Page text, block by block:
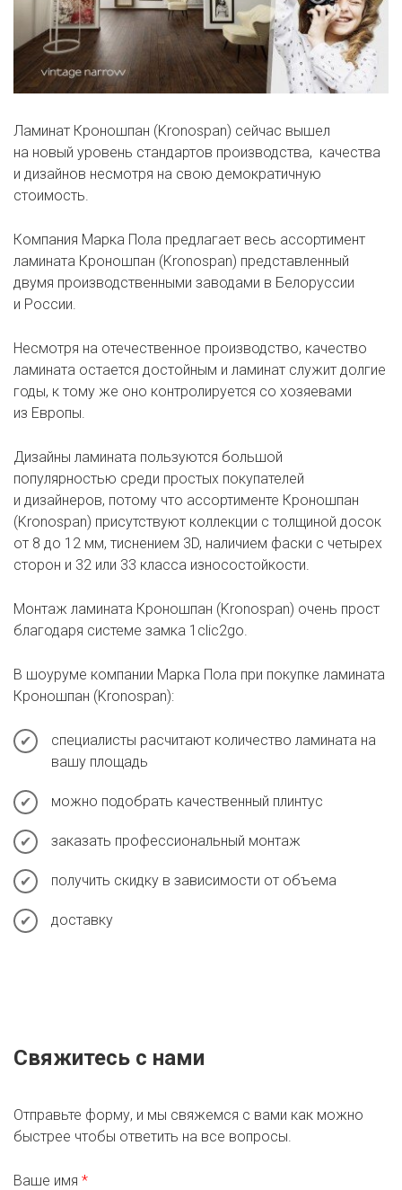
Ламинат Кроношпан (Kronospan) сейчас вышел
на новый уровень стандартов производства, качества
и дизайнов несмотря на свою демократичную
стоимость.
Компания Марка Пола предлагает весь ассортимент
ламината Кроношпан (Kronospan) представленный
двумя производственными заводами в Белоруссии
и России.
Несмотря на отечественное производство, качество
ламината остается достойным и ламинат служит долгие
годы, к тому же оно контролируется со хозяевами
из Европы.
Дизайны ламината пользуются большой
популярностью среди простых покупателей
и дизайнеров, потому что ассортименте Кроношпан
(Kronospan) присутствуют коллекции с толщиной досок
от 8 до 12 мм, тиснением 3D, наличием фаски с четырех
сторон и 32 или 33 класса износостойкости.
Монтаж ламината Кроношпан (Kronospan) очень прост
благодаря системе замка 1clic2go.
В шоуруме компании Марка Пола при покупке ламината
Кроношпан (Kronospan):
специалисты расчитают количество ламината на
вашу площадь
можно подобрать качественный плинтус
заказать профессиональный монтаж
получить скидку в зависимости от объема
доставку
Свяжитесь с нами
Отправьте форму, и мы свяжемся с вами как можно
быстрее чтобы ответить на все вопросы.
Ваше имя